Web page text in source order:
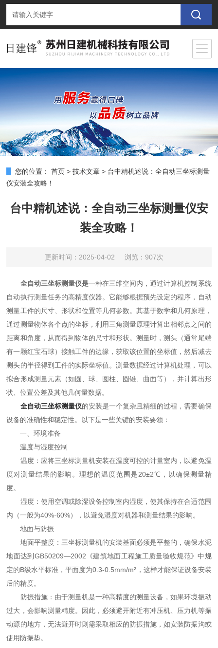
您的位置： 首页 >技术文章 > 台中精机述说：全自动三坐标测量
仪安装全攻略！
台中精机述说：全自动三坐标测量仪安
装全攻略！
更新时间：2025-04-02 浏览：907次
全自动三坐标测量仪是一种在三维空间内，通过计算机控制系统
自动执行测量任务的高精度仪器。它能够根据预先设定的程序，自动
测量工件的尺寸、形状和位置等几何参数。其基于数学和几何原理，
通过测量物体各个点的坐标，利用三角测量原理计算出相邻点之间的
距离和角度，从而得到物体的尺寸和形状。测量时，测头（通常尾端
有一颗红宝石球）接触工件的边缘，获取该位置的坐标值，然后减去
测头的半径得到工件的实际坐标值。测量数据经过计算机处理，可以
拟合形成测量元素（如圆、球、圆柱、圆锥、曲面等），并计算出形
状、位置公差及其他几何量数据。
全自动三坐标测量仪的安装是一个复杂且精细的过程，需要确保
设备的准确性和稳定性。以下是一些关键的安装要领：
一、环境准备
温度与湿度控制
温度：应将三坐标测量机安装在温度可控的计量室内，以避免温
度对测量结果的影响。理想的温度范围是20±2℃，以确保测量精
度。
湿度：使用空调或除湿设备控制室内湿度，使其保持在合适范围
内（一般为40%-60%），以避免湿度对机器和测量结果的影响。
地面与防振
地面平整度：三坐标测量机的安装基面必须是平整的，确保水泥
地面达到GB50209—2002《建筑地面工程施工质量验收规范》中规
定的B级水平标准，平面度为0.3-0.5mm/m²，这样才能保证设备安装
后的精度。
防振措施：由于测量机是一种高精度的测量设备，如果环境振动
过大，会影响测量精度。因此，必须避开附近有冲压机、压力机等振
动源的地方，无法避开时则需采取相应的防振措施，如安装防振沟或
使用防振垫。